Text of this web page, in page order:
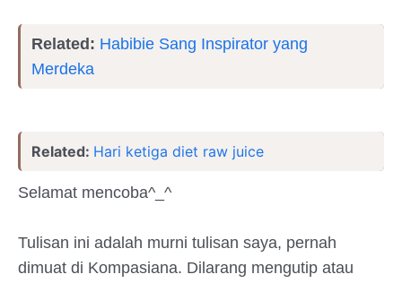
Related: Habibie Sang Inspirator yang
Merdeka
Related: Hari ketiga diet raw juice
Selamat mencoba^_^
Tulisan ini adalah murni tulisan saya, pernah
dimuat di Kompasiana. Dilarang mengutip atau